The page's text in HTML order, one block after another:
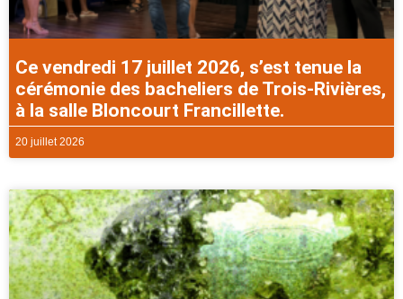
Ce vendredi 17 juillet 2026, s’est tenue la
cérémonie des bacheliers de Trois-Rivières,
à la salle Bloncourt Francillette.
20 juillet 2026